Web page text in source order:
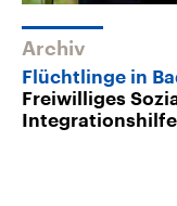
Archiv
Flüchtlinge in
Freiwilliges
Integrationshilfe